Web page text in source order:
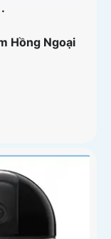
Hồng Ngoại